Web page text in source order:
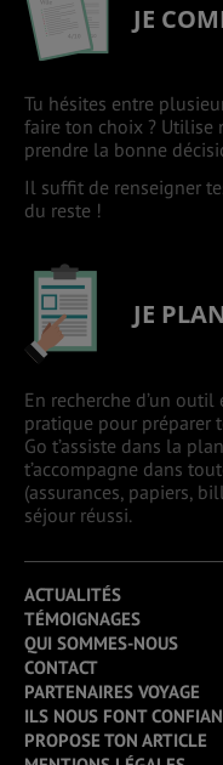
JE
Tu hésites entre
faire ton choix ? Utilise
prendre la bonne
Il suffit de renseigner
du reste !
JE
En recherche d’un
pratique pour préparer
Go t’assiste dans la
t’accompagne dans
(assurances, papiers,
séjour réussi.
ACTUALITÉS
TÉMOIGNAGES
QUI SOMMES-NOUS
CONTACT
PARTENAIRES VOYAGE
ILS NOUS FONT
PROPOSE TON ARTICLE